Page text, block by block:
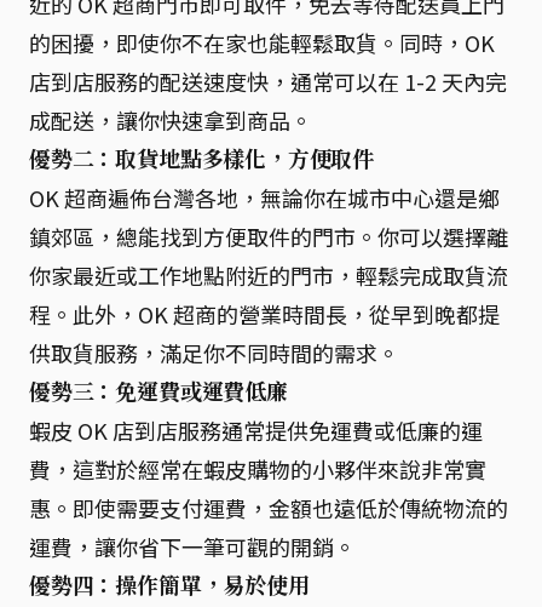
的困擾，即使你不在家也能輕鬆取貨。同時，OK
店到店服務的配送速度快，通常可以在 1-2 天內完
成配送，讓你快速拿到商品。
優勢二：取貨地點多樣化，方便取件
OK 超商遍佈台灣各地，無論你在城市中心還是鄉
鎮郊區，總能找到方便取件的門市。你可以選擇離
你家最近或工作地點附近的門市，輕鬆完成取貨流
程。此外，OK 超商的營業時間長，從早到晚都提
供取貨服務，滿足你不同時間的需求。
優勢三：免運費或運費低廉
蝦皮 OK 店到店服務通常提供免運費或低廉的運
費，這對於經常在蝦皮購物的小夥伴來說非常實
惠。即使需要支付運費，金額也遠低於傳統物流的
運費，讓你省下一筆可觀的開銷。
優勢四：操作簡單，易於使用